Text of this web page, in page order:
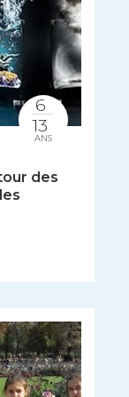
des
6
13
ANS